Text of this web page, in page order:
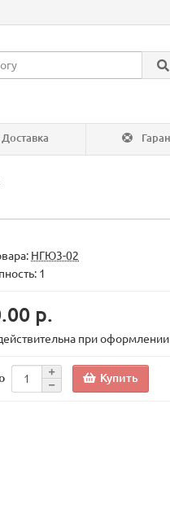
Доставка
НГЮ3-02
1
р.
при оформлении
Купить